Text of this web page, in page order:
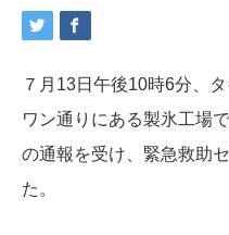
７月13日午後10時6分、
ワン通りにある製氷工場
の通報を受け、緊急救助
た。